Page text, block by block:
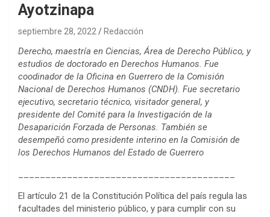
Ayotzinapa
septiembre 28, 2022 Redacción
Derecho, maestría en Ciencias, Área de Derecho Público, y
estudios de doctorado en Derechos Humanos. Fue
coodinador de la Oficina en Guerrero de la Comisión
Nacional de Derechos Humanos (CNDH). Fue secretario
ejecutivo, secretario técnico, visitador general, y
presidente del Comité para la Investigación de la
Desaparición Forzada de Personas. También se
desempeñó como presidente interino en la Comisión de
los Derechos Humanos del Estado de Guerrero
El artículo 21 de la Constitución Política del país regula las
facultades del ministerio público, y para cumplir con su